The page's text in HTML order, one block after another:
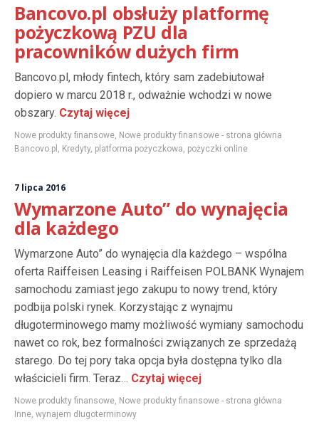
Bancovo.pl obsłuży platformę
pożyczkową PZU dla
pracowników dużych firm
Bancovo.pl, młody fintech, który sam zadebiutował
dopiero w marcu 2018 r., odważnie wchodzi w nowe
obszary. Czytaj więcej
Nowe produkty finansowe, Nowe produkty finansowe - strona główna
Bancovo.pl , Kredyty, platforma pożyczkowa, pożyczki online
7 lipca 2016
Wymarzone Auto” do wynajęcia
dla każdego
Wymarzone Auto” do wynajęcia dla każdego – wspólna
oferta Raiffeisen Leasing i Raiffeisen POLBANK Wynajem
samochodu zamiast jego zakupu to nowy trend, który
podbija polski rynek. Korzystając z wynajmu
długoterminowego mamy możliwość wymiany samochodu
nawet co rok, bez formalności związanych ze sprzedażą
starego. Do tej pory taka opcja była dostępna tylko dla
właścicieli firm. Teraz… Czytaj więcej
Nowe produkty finansowe, Nowe produkty finansowe - strona główna
Inne, wynajem długoterminowy